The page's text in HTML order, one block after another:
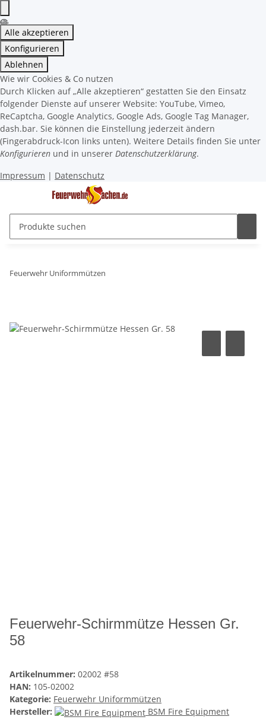
Alle akzeptieren
Konfigurieren
Ablehnen
Wie wir Cookies & Co nutzen
Durch Klicken auf „Alle akzeptieren“ gestatten Sie den Einsatz
folgender Dienste auf unserer Website: YouTube, Vimeo,
ReCaptcha, Google Analytics, Google Ads, Google Tag Manager,
dash.bar. Sie können die Einstellung jederzeit ändern
(Fingerabdruck-Icon links unten). Weitere Details finden Sie unter
Konfigurieren und in unserer Datenschutzerklärung.
Impressum | Datenschutz
Feuerwehr Uniformmützen
Feuerwehr-Schirmmütze Hessen Gr.
58
Artikelnummer: 02002 #58
HAN: 105-02002
Kategorie: Feuerwehr Uniformmützen
Hersteller:
BSM Fire Equipment